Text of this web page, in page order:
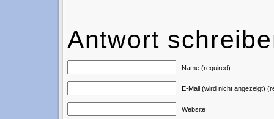
Antwort
Name (required)
E-Mail (wird nicht angezeigt)
Website